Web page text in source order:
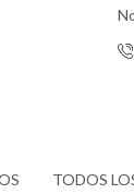
TODOS